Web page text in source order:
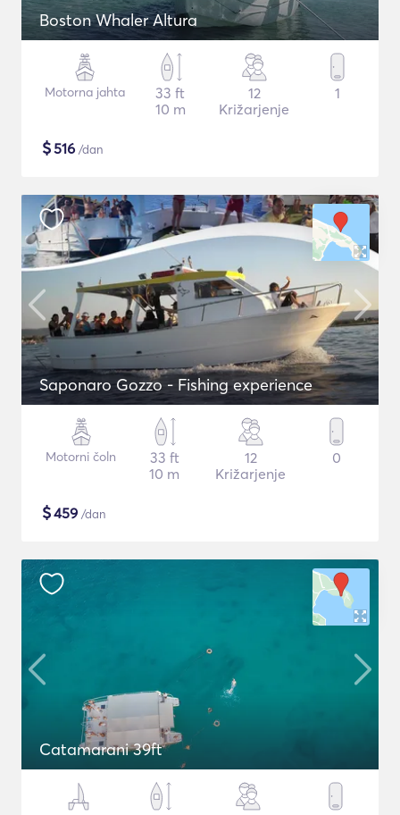
Boston Whaler Altura
Motorna jahta
33 ft
10 m
12
Križarjenje
1
$516 /dan
Saponaro Gozzo - Fishing experience
Motorni čoln
33 ft
10 m
12
Križarjenje
0
$459 /dan
Catamarani 39ft